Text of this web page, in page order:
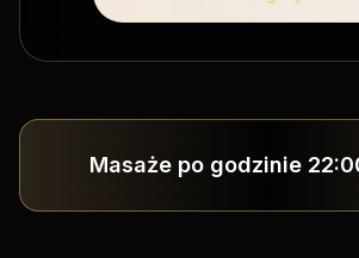
Masaże po godzinie